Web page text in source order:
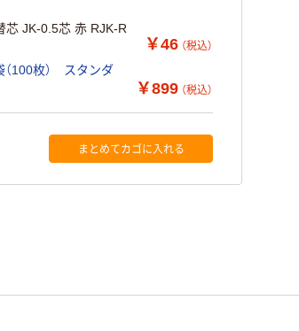
芯 JK-0.5芯 赤 RJK-R
￥46 （税込）
100枚） スタンダ
￥899 （税込）
まとめてカゴに入れる